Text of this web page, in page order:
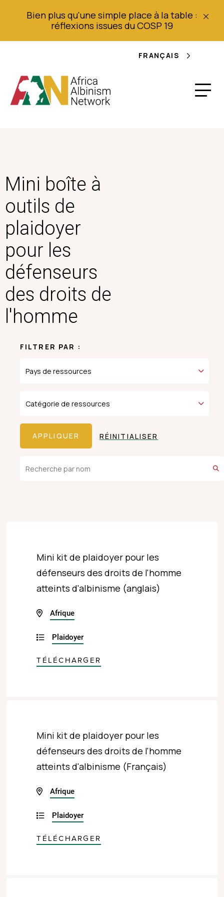
Bien plus qu'une simple place à la table :
réflexions issues du COSP 19
FRANÇAIS
Mini boîte à
outils de
plaidoyer
pour les
défenseurs
des droits de
l'homme
FILTRER PAR :
RÉINITIALISER
Mini kit de plaidoyer pour les
défenseurs des droits de l'homme
atteints d'albinisme (anglais)
Afrique
Plaidoyer
TÉLÉCHARGER
Mini kit de plaidoyer pour les
défenseurs des droits de l'homme
atteints d'albinisme (Français)
Afrique
Plaidoyer
TÉLÉCHARGER